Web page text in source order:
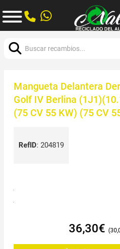
Mangueta Delantera
Golf IV Berlina
(75 CV 55 KW) (75 CV
RefID: 204819
36,30€